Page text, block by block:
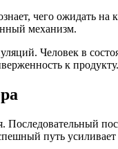
чего ожидать
механизм.
Человек в
к продукту.
путь усиливает